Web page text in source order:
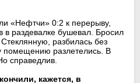
«Нефтчи» 0:2 к перерыву,
в раздевалке бушевал. Бросил
разбилась без
помещению разлетелись. В
справедлив.
кажется, в